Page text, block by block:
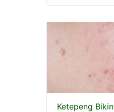
Ketepeng